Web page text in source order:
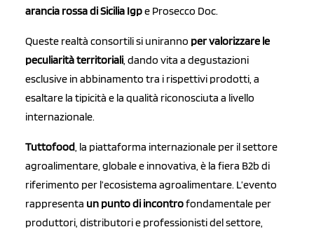
arancia rossa di Sicilia Igpe Prosecco Doc.
Queste realtà consortili si uniranno per valorizzare le
peculiarità territoriali, dando vita a degustazioni
esclusive in abbinamento tra i rispettivi prodotti, a
esaltare la tipicità e la qualità riconosciuta a livello
internazionale.
Tuttofood, la piattaforma internazionale per il settore
agroalimentare, globale e innovativa, è la fiera B2b di
riferimento per l’ecosistema agroalimentare. L’evento
rappresenta un punto di incontrofondamentale per
produttori, distributori e professionisti del settore,